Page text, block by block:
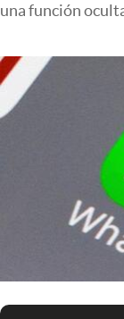
Infotechnology
Eventos Corporativos
El Cronista Studio
abre en nueva pestaña
una función